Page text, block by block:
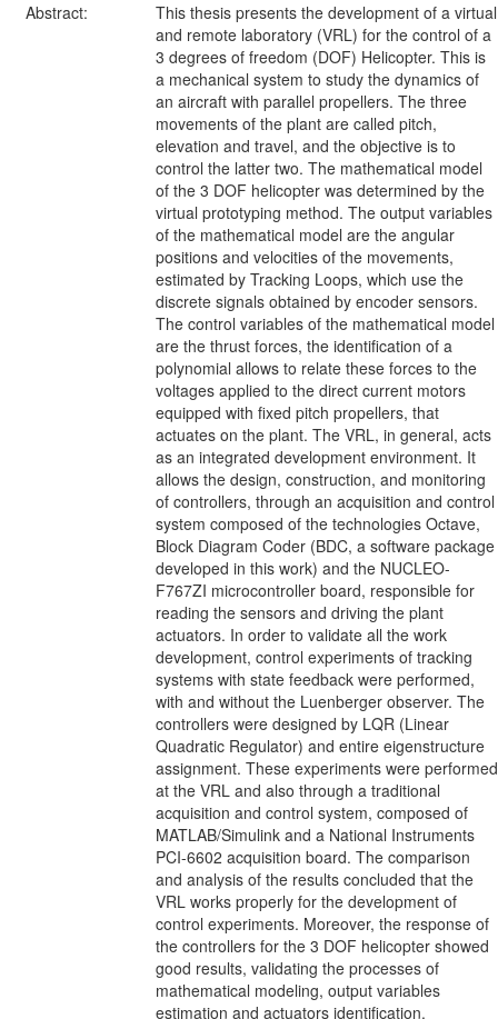
Abstract:
This thesis presents the development of a virtual
and remote laboratory (VRL) for the control of a
3 degrees of freedom (DOF) Helicopter. This is
a mechanical system to study the dynamics of
an aircraft with parallel propellers. The three
movements of the plant are called pitch,
elevation and travel, and the objective is to
control the latter two. The mathematical model
of the 3 DOF helicopter was determined by the
virtual prototyping method. The output variables
of the mathematical model are the angular
positions and velocities of the movements,
estimated by Tracking Loops, which use the
discrete signals obtained by encoder sensors.
The control variables of the mathematical model
are the thrust forces, the identification of a
polynomial allows to relate these forces to the
voltages applied to the direct current motors
equipped with fixed pitch propellers, that
actuates on the plant. The VRL, in general, acts
as an integrated development environment. It
allows the design, construction, and monitoring
of controllers, through an acquisition and control
system composed of the technologies Octave,
Block Diagram Coder (BDC, a software package
developed in this work) and the NUCLEO-
F767ZI microcontroller board, responsible for
reading the sensors and driving the plant
actuators. In order to validate all the work
development, control experiments of tracking
systems with state feedback were performed,
with and without the Luenberger observer. The
controllers were designed by LQR (Linear
Quadratic Regulator) and entire eigenstructure
assignment. These experiments were performed
at the VRL and also through a traditional
acquisition and control system, composed of
MATLAB/Simulink and a National Instruments
PCI-6602 acquisition board. The comparison
and analysis of the results concluded that the
VRL works properly for the development of
control experiments. Moreover, the response of
the controllers for the 3 DOF helicopter showed
good results, validating the processes of
mathematical modeling, output variables
estimation and actuators identification.